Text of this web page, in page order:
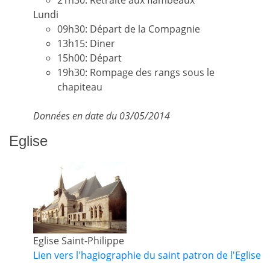
Lundi
09h30: Départ de la Compagnie
13h15: Diner
15h00: Départ
19h30: Rompage des rangs sous le
chapiteau
Données en date du 03/05/2014
Eglise
Eglise Saint-Philippe
Lien vers l'hagiographie du saint patron de l'Eglise